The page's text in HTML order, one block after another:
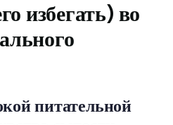
избегать) во
питательной